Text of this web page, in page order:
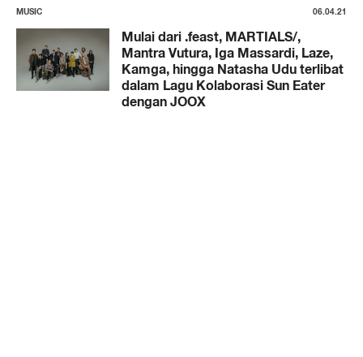
MUSIC 06.04.21
Mulai dari .feast, MARTIALS/,
Mantra Vutura, Iga Massardi, Laze,
Kamga, hingga Natasha Udu terlibat
dalam Lagu Kolaborasi Sun Eater
dengan JOOX